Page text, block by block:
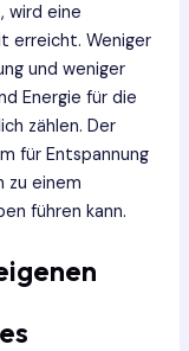
wird eine
erreicht. Weniger
und weniger
Energie für die
zählen. Der
für Entspannung
zu einem
führen kann.